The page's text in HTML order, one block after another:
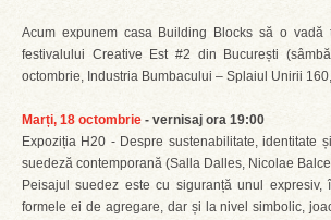
Acum expunem casa Building Blocks să o vadă
festivalului Creative Est #2 din București
octombrie, Industria Bumbacului – Splaiul Unirii
Marți, 18 octombrie - vernisaj ora 19:00
Expoziția H20 - Despre sustenabilitate, identitate
suedeză contemporană (Salla Dalles, Nicolae
Peisajul suedez este cu siguranță unul expresiv,
formele ei de agregare, dar și la nivel simbolic,